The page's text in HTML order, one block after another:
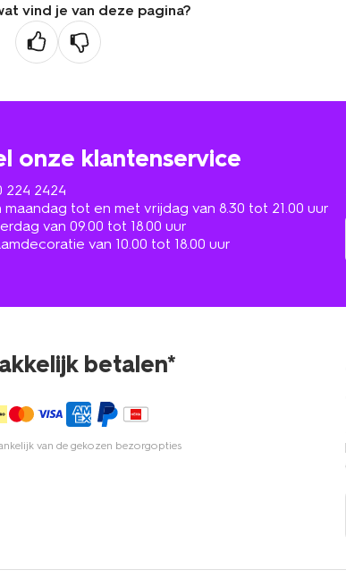
vind je van deze pagina?
onze klantenservice
224 2424
maandag tot en met vrijdag van 8.30 tot 21.00 uur
van 09.00 tot 18.00 uur
van 10.00 tot 18.00 uur
betalen*
van de gekozen bezorgopties